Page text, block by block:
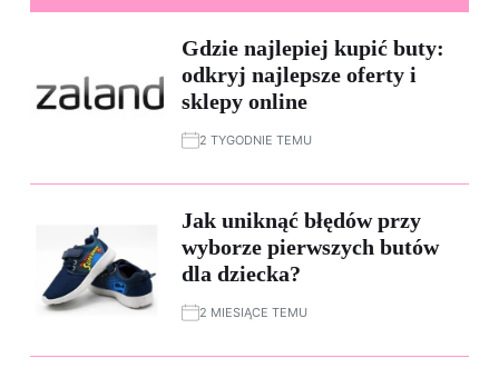
Gdzie najlepiej kupić buty:
odkryj najlepsze oferty i
sklepy online
2 TYGODNIE TEMU
Jak uniknąć błędów przy
wyborze pierwszych butów
dla dziecka?
2 MIESIĄCE TEMU